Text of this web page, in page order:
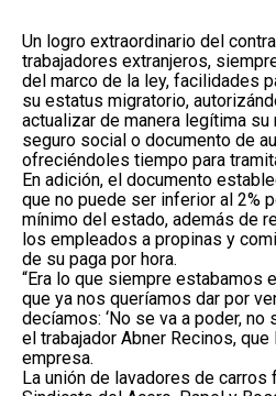
Un logro extraordinario del
trabajadores extranjeros,
del marco de la ley, facilidades
su estatus migratorio,
actualizar de manera legítima su
seguro social o documento de
ofreciéndoles tiempo para
En adición, el documento
que no puede ser inferior al 2%
mínimo del estado, además de
los empleados a propinas y
de su paga por hora.
“Era lo que siempre estabamos
que ya nos queríamos dar por
decíamos: ‘No se va a poder, no
el trabajador Abner Recinos,
empresa.
La unión de lavadores de carros